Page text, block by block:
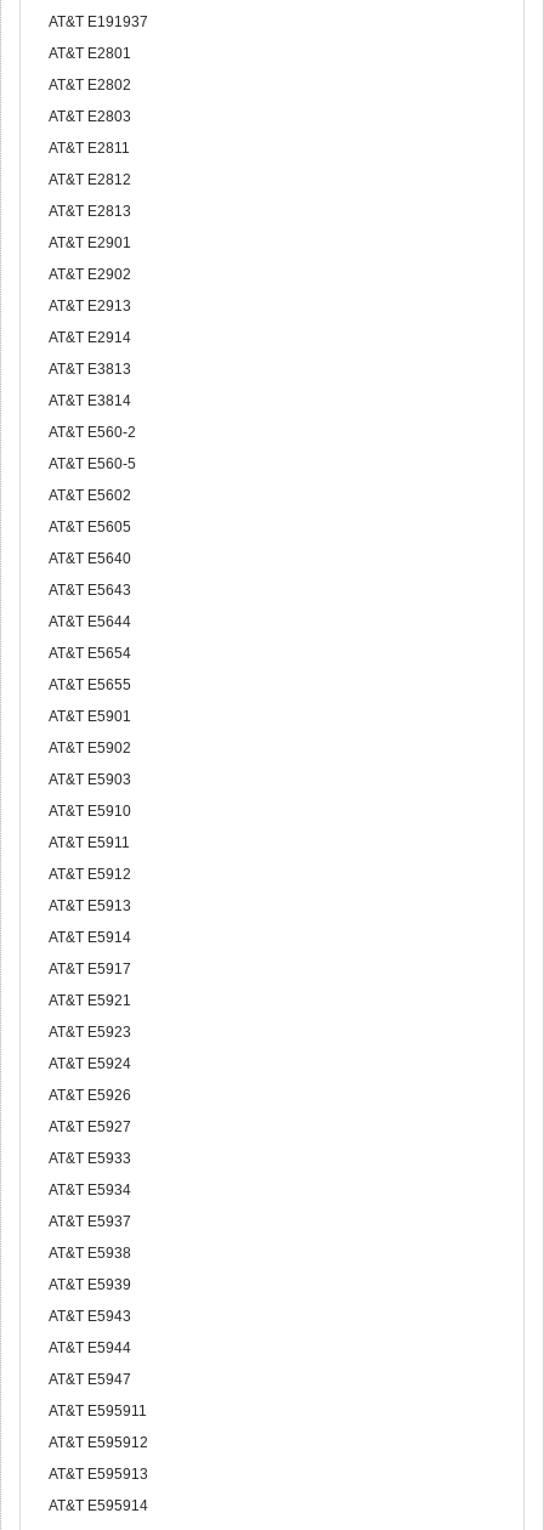
AT&T E191937
AT&T E2801
AT&T E2802
AT&T E2803
AT&T E2811
AT&T E2812
AT&T E2813
AT&T E2901
AT&T E2902
AT&T E2913
AT&T E2914
AT&T E3813
AT&T E3814
AT&T E560-2
AT&T E560-5
AT&T E5602
AT&T E5605
AT&T E5640
AT&T E5643
AT&T E5644
AT&T E5654
AT&T E5655
AT&T E5901
AT&T E5902
AT&T E5903
AT&T E5910
AT&T E5911
AT&T E5912
AT&T E5913
AT&T E5914
AT&T E5917
AT&T E5921
AT&T E5923
AT&T E5924
AT&T E5926
AT&T E5927
AT&T E5933
AT&T E5934
AT&T E5937
AT&T E5938
AT&T E5939
AT&T E5943
AT&T E5944
AT&T E5947
AT&T E595911
AT&T E595912
AT&T E595913
AT&T E595914